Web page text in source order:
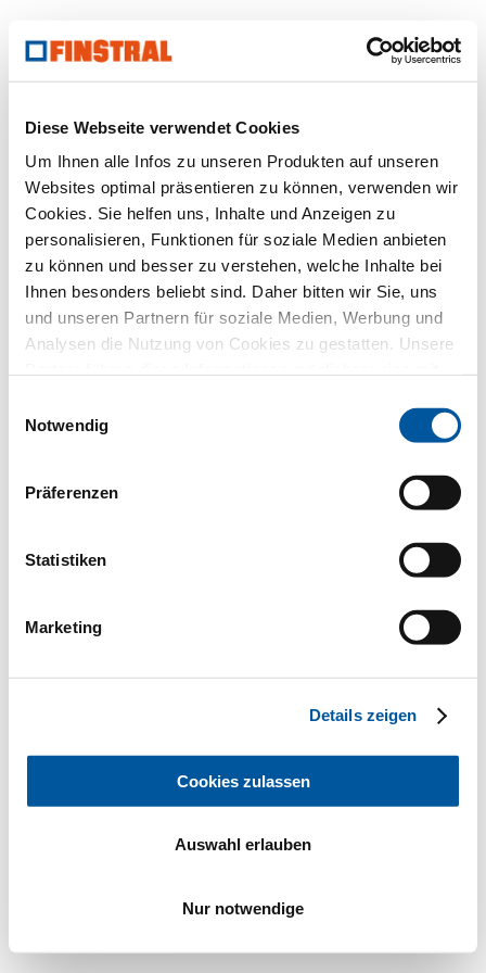
Diese Webseite verwendet Cookies
Um Ihnen alle Infos zu unseren Produkten auf unseren
Websites optimal präsentieren zu können, verwenden wir
Cookies. Sie helfen uns, Inhalte und Anzeigen zu
personalisieren, Funktionen für soziale Medien anbieten
zu können und besser zu verstehen, welche Inhalte bei
Ihnen besonders beliebt sind. Daher bitten wir Sie, uns
und unseren Partnern für soziale Medien, Werbung und
Analysen die Nutzung von Cookies zu gestatten. Unsere
haben oder die sie im Rahmen Ihrer Nutzung der Dienste
Notwendig
Präferenzen
Statistiken
Marketing
Details zeigen
Cookies zulassen
Auswahl erlauben
Nur notwendige